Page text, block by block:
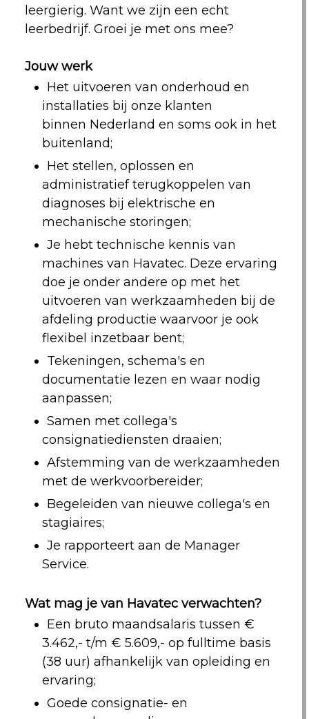
leergierig. Want we zijn een echt
leerbedrijf. Groei je met ons mee?
Jouw werk
Het uitvoeren van onderhoud en
installaties bij onze klanten
binnen Nederland en soms ook in het
buitenland;
Het stellen, oplossen en
administratief terugkoppelen van
diagnoses bij elektrische en
mechanische storingen;
Je hebt technische kennis van
machines van Havatec. Deze ervaring
doe je onder andere op met het
uitvoeren van werkzaamheden bij de
afdeling productie waarvoor je ook
flexibel inzetbaar bent;
Tekeningen, schema's en
documentatie lezen en waar nodig
aanpassen;
Samen met collega's
consignatiediensten draaien;
Afstemming van de werkzaamheden
met de werkvoorbereider;
Begeleiden van nieuwe collega's en
stagiaires;
Je rapporteert aan de Manager
Service.
Wat mag je van Havatec verwachten?
Een bruto maandsalaris tussen €
3.462,- t/m € 5.609,- op fulltime basis
(38 uur) afhankelijk van opleiding en
ervaring;
Goede consignatie- en